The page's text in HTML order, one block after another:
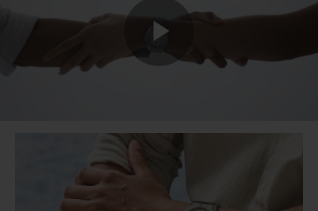
Play
Video